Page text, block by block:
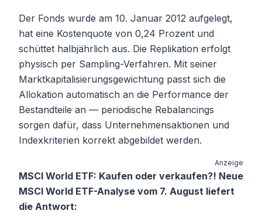
Der Fonds wurde am 10. Januar 2012 aufgelegt,
hat eine Kostenquote von 0,24 Prozent und
schüttet halbjährlich aus. Die Replikation erfolgt
physisch per Sampling-Verfahren. Mit seiner
Marktkapitalisierungsgewichtung passt sich die
Allokation automatisch an die Performance der
Bestandteile an — periodische Rebalancings
sorgen dafür, dass Unternehmensaktionen und
Indexkriterien korrekt abgebildet werden.
Anzeige
MSCI World ETF: Kaufen oder verkaufen?! Neue
MSCI World ETF-Analyse vom 7. August liefert
die Antwort: